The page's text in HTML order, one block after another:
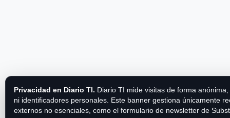
Privacidad en Diario TI. Diario TI mide visitas de forma
ni identificadores personales. Este banner gestiona únicamente
externos no esenciales, como el formulario de newsletter de